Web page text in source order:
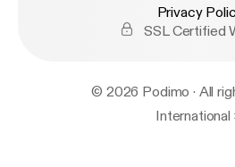
Privacy
SSL Certified
© 2026 Podimo · All
International